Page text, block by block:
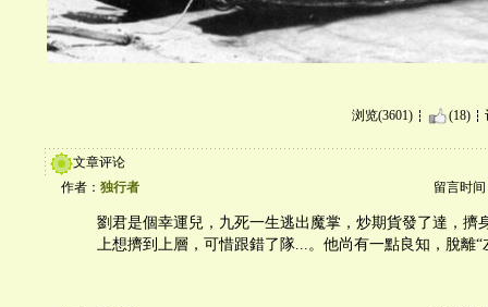
浏览(3601) (18)
文章评论
作者： 独行者 留言时间
劉君是個幸運兒，九死一生逃出魔掌，炒期貨發了達，擠
上想擠到上層，可惜跟錯了隊...。他尚有一點良知，脫離“